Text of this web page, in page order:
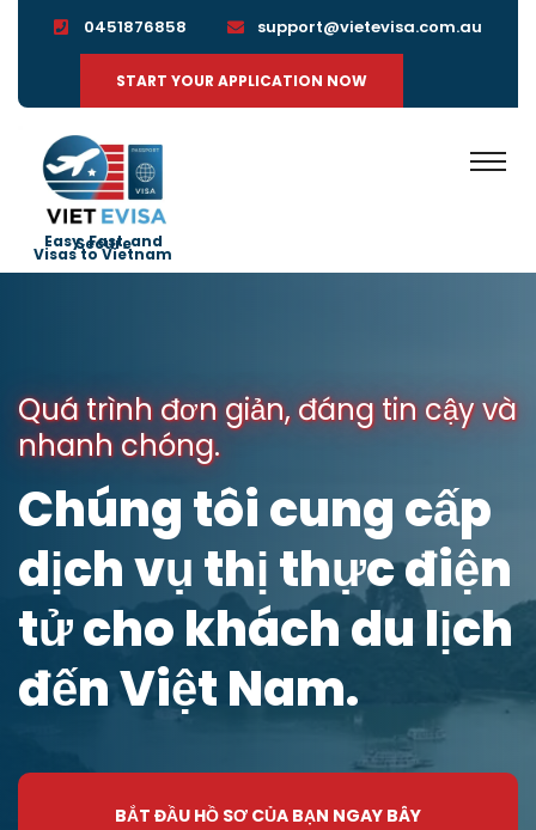
0451876858 support@vietevisa.com.au
START YOUR APPLICATION NOW
Easy, Fast, and Secure
Visas to Vietnam
Quá trình đơn giản, đáng tin cậy và
nhanh chóng.
Chúng tôi cung cấp
dịch vụ thị thực điện
tử cho khách du lịch
đến Việt Nam.
BẮT ĐẦU HỒ SƠ CỦA BẠN NGAY BÂY